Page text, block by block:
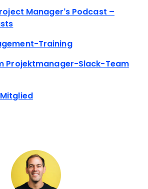
Manager’s Podcast –
Training
Projektmanager-Slack-Team